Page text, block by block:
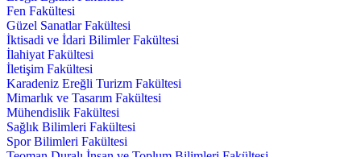
Fen Fakültesi
Güzel Sanatlar Fakültesi
İktisadi ve İdari Bilimler Fakültesi
İlahiyat Fakültesi
İletişim Fakültesi
Karadeniz Ereğli Turizm Fakültesi
Mimarlık ve Tasarım Fakültesi
Mühendislik Fakültesi
Sağlık Bilimleri Fakültesi
Spor Bilimleri Fakültesi